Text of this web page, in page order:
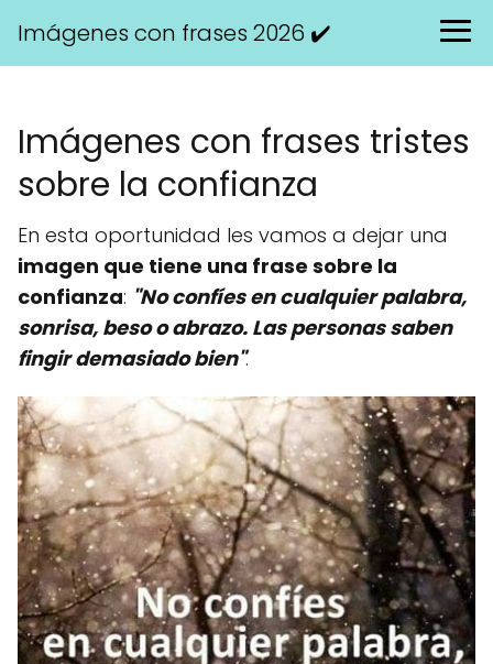
Imágenes con frases 2026 ✔️
Imágenes con frases tristes
sobre la confianza
En esta oportunidad les vamos a dejar una
imagen que tiene una frase sobre la
confianza: "No confíes en cualquier palabra,
sonrisa, beso o abrazo. Las personas saben
fingir demasiado bien".